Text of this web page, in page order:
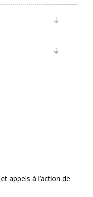
appels à l’action de